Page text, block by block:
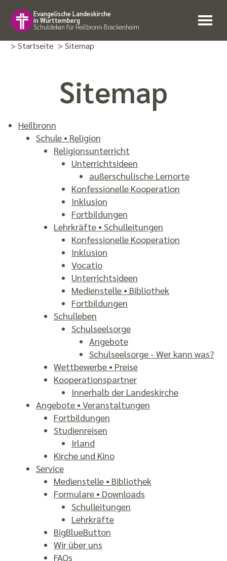
Evangelische Landeskirche
in Württemberg
Schuldekan für Heilbronn-Brackenheim
> Startseite > Sitemap
Sitemap
Heilbronn
Schule • Religion
Religions­unterricht
Unterrichtsideen
außer­schulische Lernorte
Konfes­sionelle Koopera­tion
Inklusion
Fortbildungen
Lehrkräfte • Schulleitungen
Konfes­sionelle Koopera­tion
Inklusion
Vocatio
Unterrichtsideen
Medienstelle • Bibliothek
Fortbildungen
Schulleben
Schulseelsorge
Angebote
Schulseelsorge - Wer kann was?
Wettbewerbe • Preise
Kooperations­partner
Innerhalb der Landeskirche
Angebote • Veranstal­tungen
Fortbildungen
Studienreisen
Irland
Kirche und Kino
Service
Medienstelle • Bibliothek
Formulare • Downloads
Schulleitungen
Lehrkräfte
BigBlueButton
Wir über uns
FAQs